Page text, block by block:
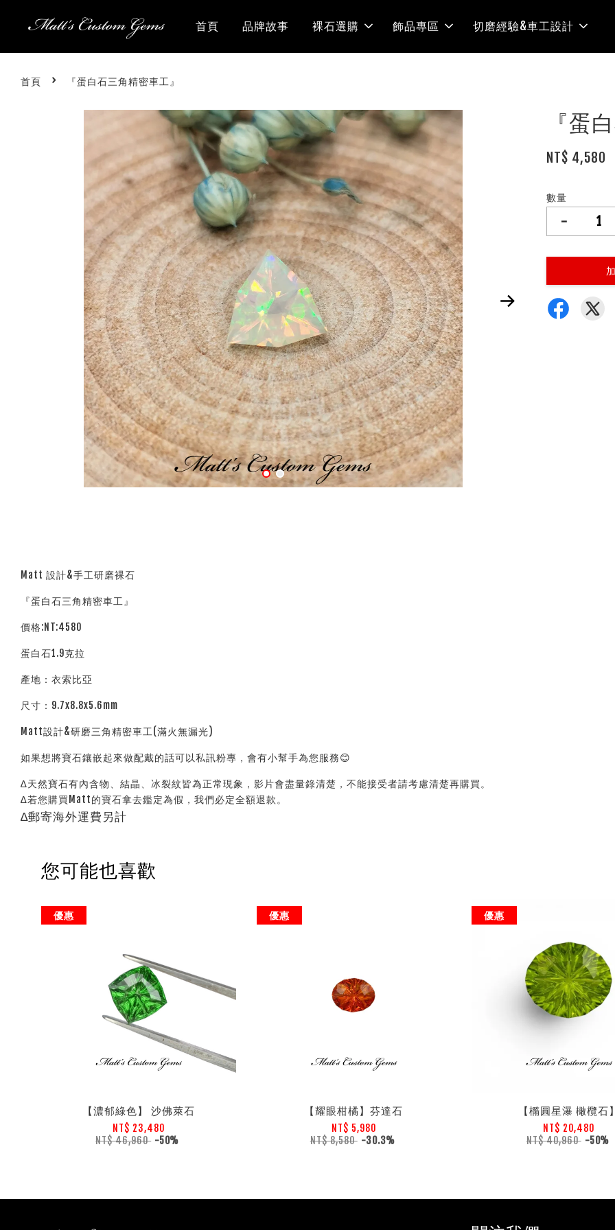
首頁 品牌故事 裸石選購 飾品專區 切磨經驗&車工設計
首頁 › 『蛋白石三角精密車工』
『蛋
NT$ 4,580
數量
-
Matt 設計&手工研磨裸石
『蛋白石三角精密車工』
價格:NT:4580
蛋白石1.9克拉
產地：衣索比亞
尺寸：9.7x8.8x5.6mm
Matt設計&研磨三角精密車工(滿火無漏光)
如果想將寶石鑲嵌起來做配戴的話可以私訊粉專，會有小幫手為您服務😊
∆天然寶石有內含物、結晶、冰裂紋皆為正常現象，影片會盡量錄清楚，不能接受者請考慮清楚再購買。
∆若您購買Matt的寶石拿去鑑定為假， 我們必定全額退款。
∆郵寄海外運費另計
您可能也喜歡
優惠
【濃郁綠色】 沙佛萊石
NT$ 23,480
NT$ 46,960 -50%
優惠
【耀眼柑橘】芬達石
NT$ 5,980
NT$ 8,580 -30.3%
優惠
【橢圓星瀑 橄欖石
NT$ 20,480
NT$ 40,960 -50%